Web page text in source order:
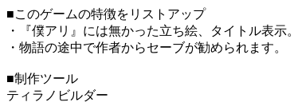
■このゲームの特徴をリストアップ
・『僕アリ』には無かった立ち絵、タイトル表示。
・物語の途中で作者からセーブが勧められます。
■制作ツール
ティラノビルダー